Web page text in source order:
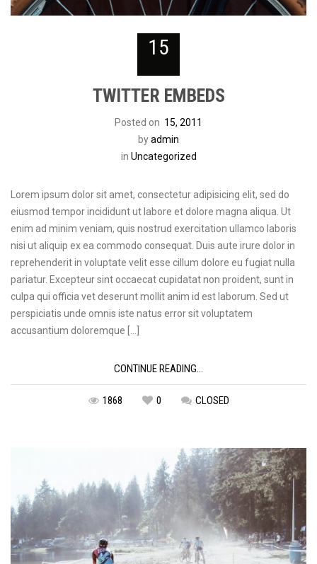
15
TWITTER EMBEDS
Posted on 15, 2011
byadmin
in Uncategorized
Lorem ipsum dolor sit amet, consectetur adipisicing elit, sed do
eiusmod tempor incididunt ut labore et dolore magna aliqua. Ut
enim ad minim veniam, quis nostrud exercitation ullamco laboris
nisi ut aliquip ex ea commodo consequat. Duis aute irure dolor in
reprehenderit in voluptate velit esse cillum dolore eu fugiat nulla
pariatur. Excepteur sint occaecat cupidatat non proident, sunt in
culpa qui officia vet deserunt mollit anim id est laborum. Sed ut
perspiciatis unde omnis iste natus error sit voluptatem
accusantium doloremque […]
CONTINUE READING...
1868 0 CLOSED